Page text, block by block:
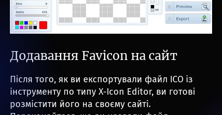
Додавання Favicon на сайт
Після того, як ви експортували файл ICO із
інструменту по типу X-Icon Editor, ви готові
розмістити його на своєму сайті.